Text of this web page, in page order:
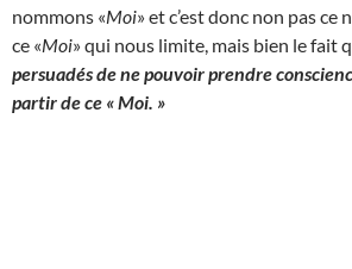
nommons «Moi» et c’est donc non pas ce
ce «Moi» qui nous limite, mais bien le fait
persuadés de ne pouvoir prendre
partir de ce « Moi. »